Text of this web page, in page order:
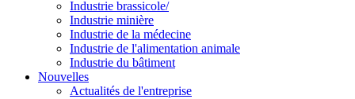
Industrie brassicole/
Industrie minière
Industrie de la médecine
Industrie de l'alimentation animale
Industrie du bâtiment
Nouvelles
Actualités de l'entreprise